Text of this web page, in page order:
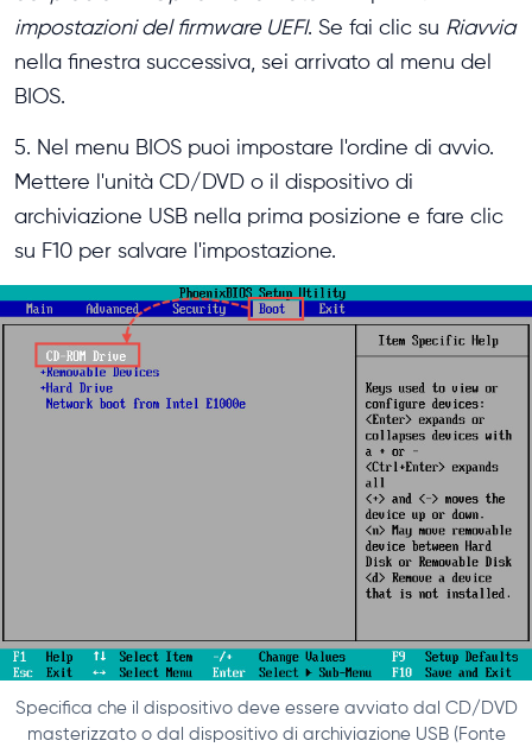
impostazioni del firmware UEFI. Se fai clic su Riavvia
nella finestra successiva, sei arrivato al menu del
BIOS.
5. Nel menu BIOS puoi impostare l'ordine di avvio.
Mettere l'unità CD/DVD o il dispositivo di
archiviazione USB nella prima posizione e fare clic
su F10 per salvare l'impostazione.
Specifica che il dispositivo deve essere avviato dal CD/DVD
masterizzato o dal dispositivo di archiviazione USB (Fonte